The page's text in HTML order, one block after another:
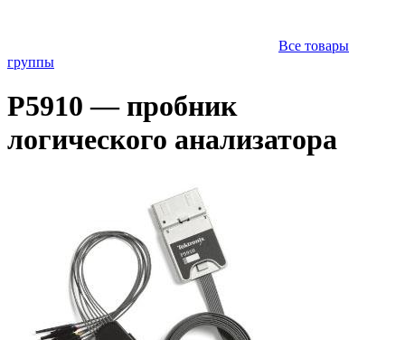
Все товары
группы
P5910 — пробник
логического анализатора